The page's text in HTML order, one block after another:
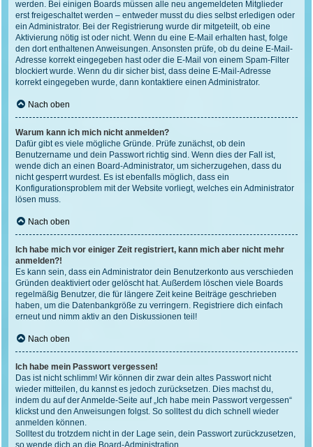
werden. Bei einigen Boards müssen alle neu angemeldeten Mitglieder
erst freigeschaltet werden – entweder musst du dies selbst erledigen oder
ein Administrator. Bei der Registrierung wurde dir mitgeteilt, ob eine
Aktivierung nötig ist oder nicht. Wenn du eine E-Mail erhalten hast, folge
den dort enthaltenen Anweisungen. Ansonsten prüfe, ob du deine E-Mail-
Adresse korrekt eingegeben hast oder die E-Mail von einem Spam-Filter
blockiert wurde. Wenn du dir sicher bist, dass deine E-Mail-Adresse
korrekt eingegeben wurde, dann kontaktiere einen Administrator.
Nach oben
Warum kann ich mich nicht anmelden?
Dafür gibt es viele mögliche Gründe. Prüfe zunächst, ob dein
Benutzername und dein Passwort richtig sind. Wenn dies der Fall ist,
wende dich an einen Board-Administrator, um sicherzugehen, dass du
nicht gesperrt wurdest. Es ist ebenfalls möglich, dass ein
Konfigurationsproblem mit der Website vorliegt, welches ein Administrator
lösen muss.
Nach oben
Ich habe mich vor einiger Zeit registriert, kann mich aber nicht mehr
anmelden?!
Es kann sein, dass ein Administrator dein Benutzerkonto aus verschieden
Gründen deaktiviert oder gelöscht hat. Außerdem löschen viele Boards
regelmäßig Benutzer, die für längere Zeit keine Beiträge geschrieben
haben, um die Datenbankgröße zu verringern. Registriere dich einfach
erneut und nimm aktiv an den Diskussionen teil!
Nach oben
Ich habe mein Passwort vergessen!
Das ist nicht schlimm! Wir können dir zwar dein altes Passwort nicht
wieder mitteilen, du kannst es jedoch zurücksetzen. Dies machst du,
indem du auf der Anmelde-Seite auf „Ich habe mein Passwort vergessen“
klickst und den Anweisungen folgst. So solltest du dich schnell wieder
anmelden können.
Solltest du trotzdem nicht in der Lage sein, dein Passwort zurückzusetzen,
so wende dich an die Board-Administration.